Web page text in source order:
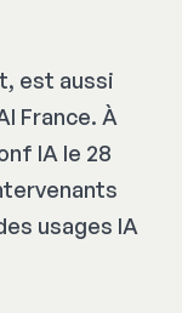
est aussi
France. À
IA le 28
usages IA